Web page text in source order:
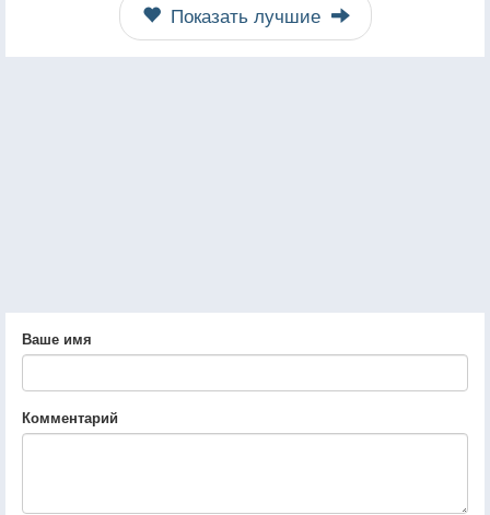
Показать лучшие
Ваше имя
Комментарий